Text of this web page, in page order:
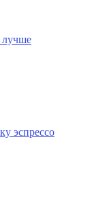
лучше
эспрессо